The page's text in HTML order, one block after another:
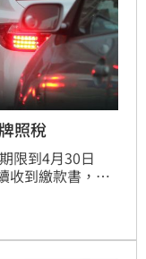
照稅
限到4月30日
收到繳款書，請